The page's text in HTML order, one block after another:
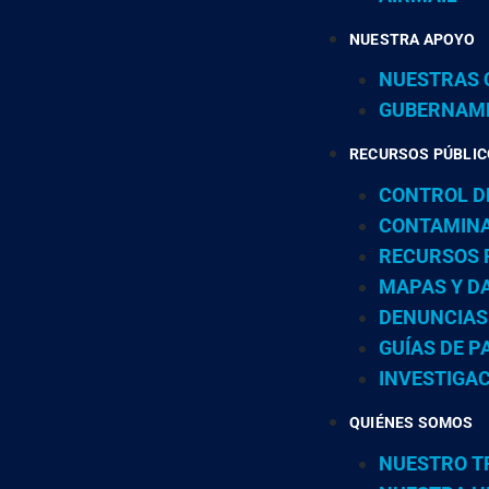
NUESTRA APOYO
NUESTRAS
RECURSOS
CONTROL
MAPAS Y
GUÍAS DE
QUIÉNES SOMOS
NUESTRO